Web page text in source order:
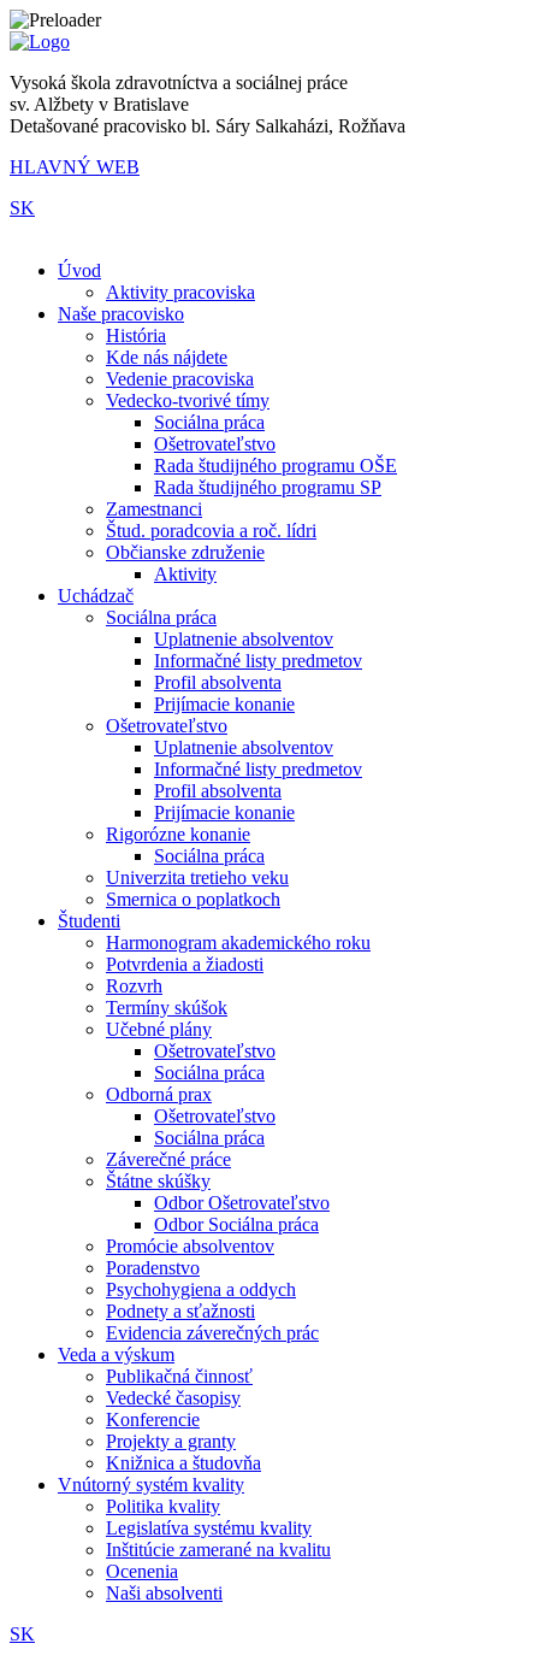
Vysoká škola zdravotníctva a sociálnej práce
sv. Alžbety v Bratislave
Detašované pracovisko bl. Sáry Salkaházi, Rožňava
HLAVNÝ WEB
SK
Úvod
Aktivity pracoviska
Naše pracovisko
História
Kde nás nájdete
Vedenie pracoviska
Vedecko-tvorivé tímy
Sociálna práca
Ošetrovateľstvo
Rada študijného programu OŠE
Rada študijného programu SP
Zamestnanci
Štud. poradcovia a roč. lídri
Občianske združenie
Aktivity
Uchádzač
Sociálna práca
Uplatnenie absolventov
Informačné listy predmetov
Profil absolventa
Prijímacie konanie
Ošetrovateľstvo
Uplatnenie absolventov
Informačné listy predmetov
Profil absolventa
Prijímacie konanie
Rigorózne konanie
Sociálna práca
Univerzita tretieho veku
Smernica o poplatkoch
Študenti
Harmonogram akademického roku
Potvrdenia a žiadosti
Rozvrh
Termíny skúšok
Učebné plány
Ošetrovateľstvo
Sociálna práca
Odborná prax
Ošetrovateľstvo
Sociálna práca
Záverečné práce
Štátne skúšky
Odbor Ošetrovateľstvo
Odbor Sociálna práca
Promócie absolventov
Poradenstvo
Psychohygiena a oddych
Podnety a sťažnosti
Evidencia záverečných prác
Veda a výskum
Publikačná činnosť
Vedecké časopisy
Konferencie
Projekty a granty
Knižnica a študovňa
Vnútorný systém kvality
Politika kvality
Legislatíva systému kvality
Inštitúcie zamerané na kvalitu
Ocenenia
Naši absolventi
SK